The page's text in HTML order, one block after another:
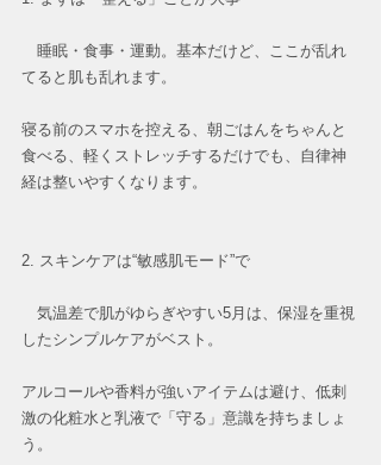
睡眠・食事・運動。基本だけど、ここが乱れ
てると肌も乱れます。
寝る前のスマホを控える、朝ごはんをちゃんと
食べる、軽くストレッチするだけでも、自律神
経は整いやすくなります。
2. スキンケアは“敏感肌モード”で
気温差で肌がゆらぎやすい5月は、保湿を重視
したシンプルケアがベスト。
アルコールや香料が強いアイテムは避け、低刺
激の化粧水と乳液で「守る」意識を持ちましょ
う。